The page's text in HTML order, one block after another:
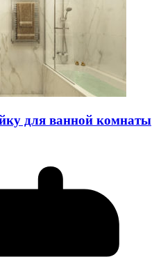
для ванной комнаты